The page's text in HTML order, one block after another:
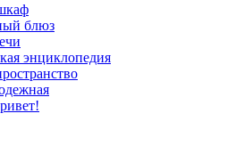
блюз
энциклопедия